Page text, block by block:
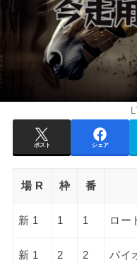
ポスト シェア
場 R 枠 番
新 1 1 1 ロー
新 1 2 2 バイ